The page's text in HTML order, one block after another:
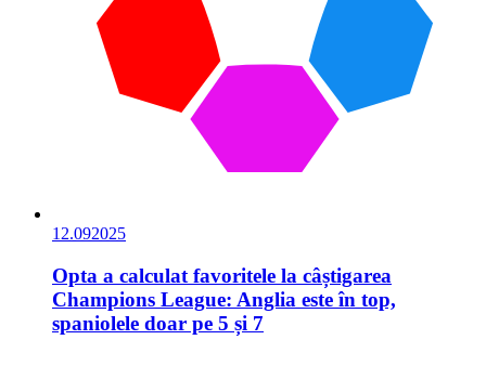
12.092025
Opta a calculat favoritele la câștigarea
Champions League: Anglia este în top,
spaniolele doar pe 5 și 7